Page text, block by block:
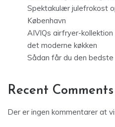
Spektakulær julefrokost
København
AIVIQs airfryer-
det moderne køkken
Sådan får du den
Recent Comments
Der er ingen kommentarer at